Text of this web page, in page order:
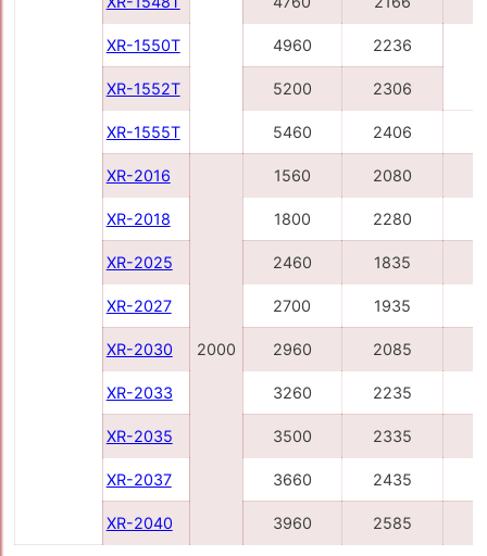
XR-1550T 4960
2236
XR-1552T
5200 2306
XR-1555T 5460 2406
XR-2016
2000
1560 2080
XR-2018 1800 2280
XR-2025 2460 1835
XR-2027 2700 1935
XR-2030 2960 2085
XR-2033 3260 2235
XR-2035 3500 2335
XR-2037 3660 2435
XR-2040 3960 2585